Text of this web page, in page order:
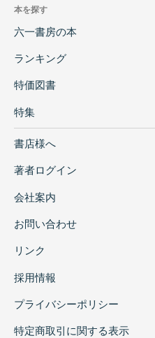
本を探す
六一書房の本
ランキング
特価図書
特集
書店様へ
著者ログイン
会社案内
お問い合わせ
リンク
採用情報
プライバシーポリシー
特定商取引に関する表示